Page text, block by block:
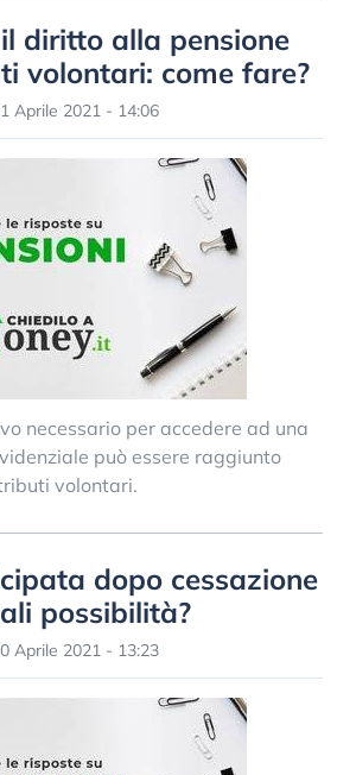
diritto alla pensione
volontari: come fare?
Aprile 2021 - 14:06
necessario per accedere ad una
può essere raggiunto
volontari.
dopo cessazione
possibilità?
Aprile 2021 - 13:23